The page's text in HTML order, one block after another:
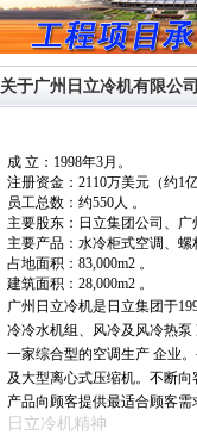
关于广州日立冷机有限公
成 立：1998年3月。
注册资金：2110万美元（约1
员工总数：约550人 。
主要股东：日立集团公司、
主要产品：水冷柜式空调、
占地面积：83,000m2 。
建筑面积：28,000m2 。
广州日立冷机是日立集团于
冷冷水机组、风冷及风冷热
一家综合型的空调生产 企业
及大型离心式压缩机。不断
产品向顾客提供最适合顾客
日立冷机精神